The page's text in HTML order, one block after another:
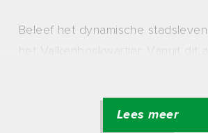
Beleef het dynamische
het Valkenboskwartier. Vanuit dit
diversiteit aan winkels, cafés en
Lees meer